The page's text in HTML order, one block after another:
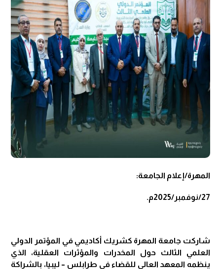
المهرة/إعلام الجامعة:
27/نوفمبر/2025م.
شاركت جامعة المهرة كشريك أكاديمي في المؤتمر الدولي
العلمي الثالث حول المخدرات والمؤثرات العقلية، الذي
ينظمه المعهد العالي للقضاء في طرابلس – ليبيا، بالشراكة